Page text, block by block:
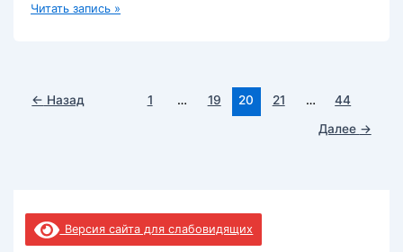
«У
онлайн-
Читать запись »
← Назад 1 … 19 20 21 …
44
Далее →
Версия сайта для слабовидящих